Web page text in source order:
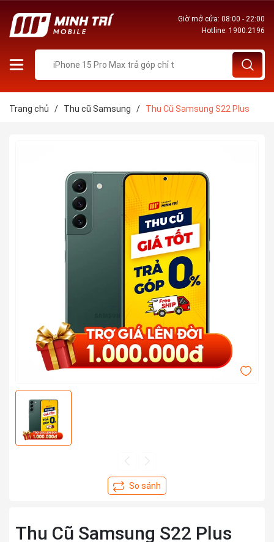
Giờ mở cửa: 08:00 - 22:00
Hotline: 1900.2196
Trang chủ / Thu cũ Samsung / Thu Cũ Samsung S22 Plus
Thu Cũ Samsung S22 Plus